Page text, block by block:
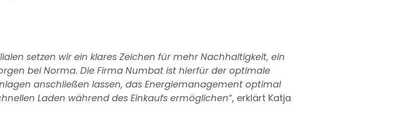
setzen wir ein klares Zeichen für mehr Nachhaltigkeit, ein
bei Norma. Die Firma Numbat ist hierfür der optimale
anschließen lassen, das Energiemanagement optimal
Laden während des Einkaufs ermöglichen“, erklärt Katja